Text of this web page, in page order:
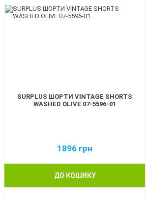
SURPLUS ШОРТИ VINTAGE SHORTS
WASHED OLIVE 07-5596-01
1896 грн
ДО КОШИКУ